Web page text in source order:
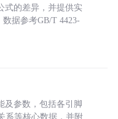
式的差异，并提供实
据参考GB/T 4423-
及参数，包括各引脚
系等核心数据，并附